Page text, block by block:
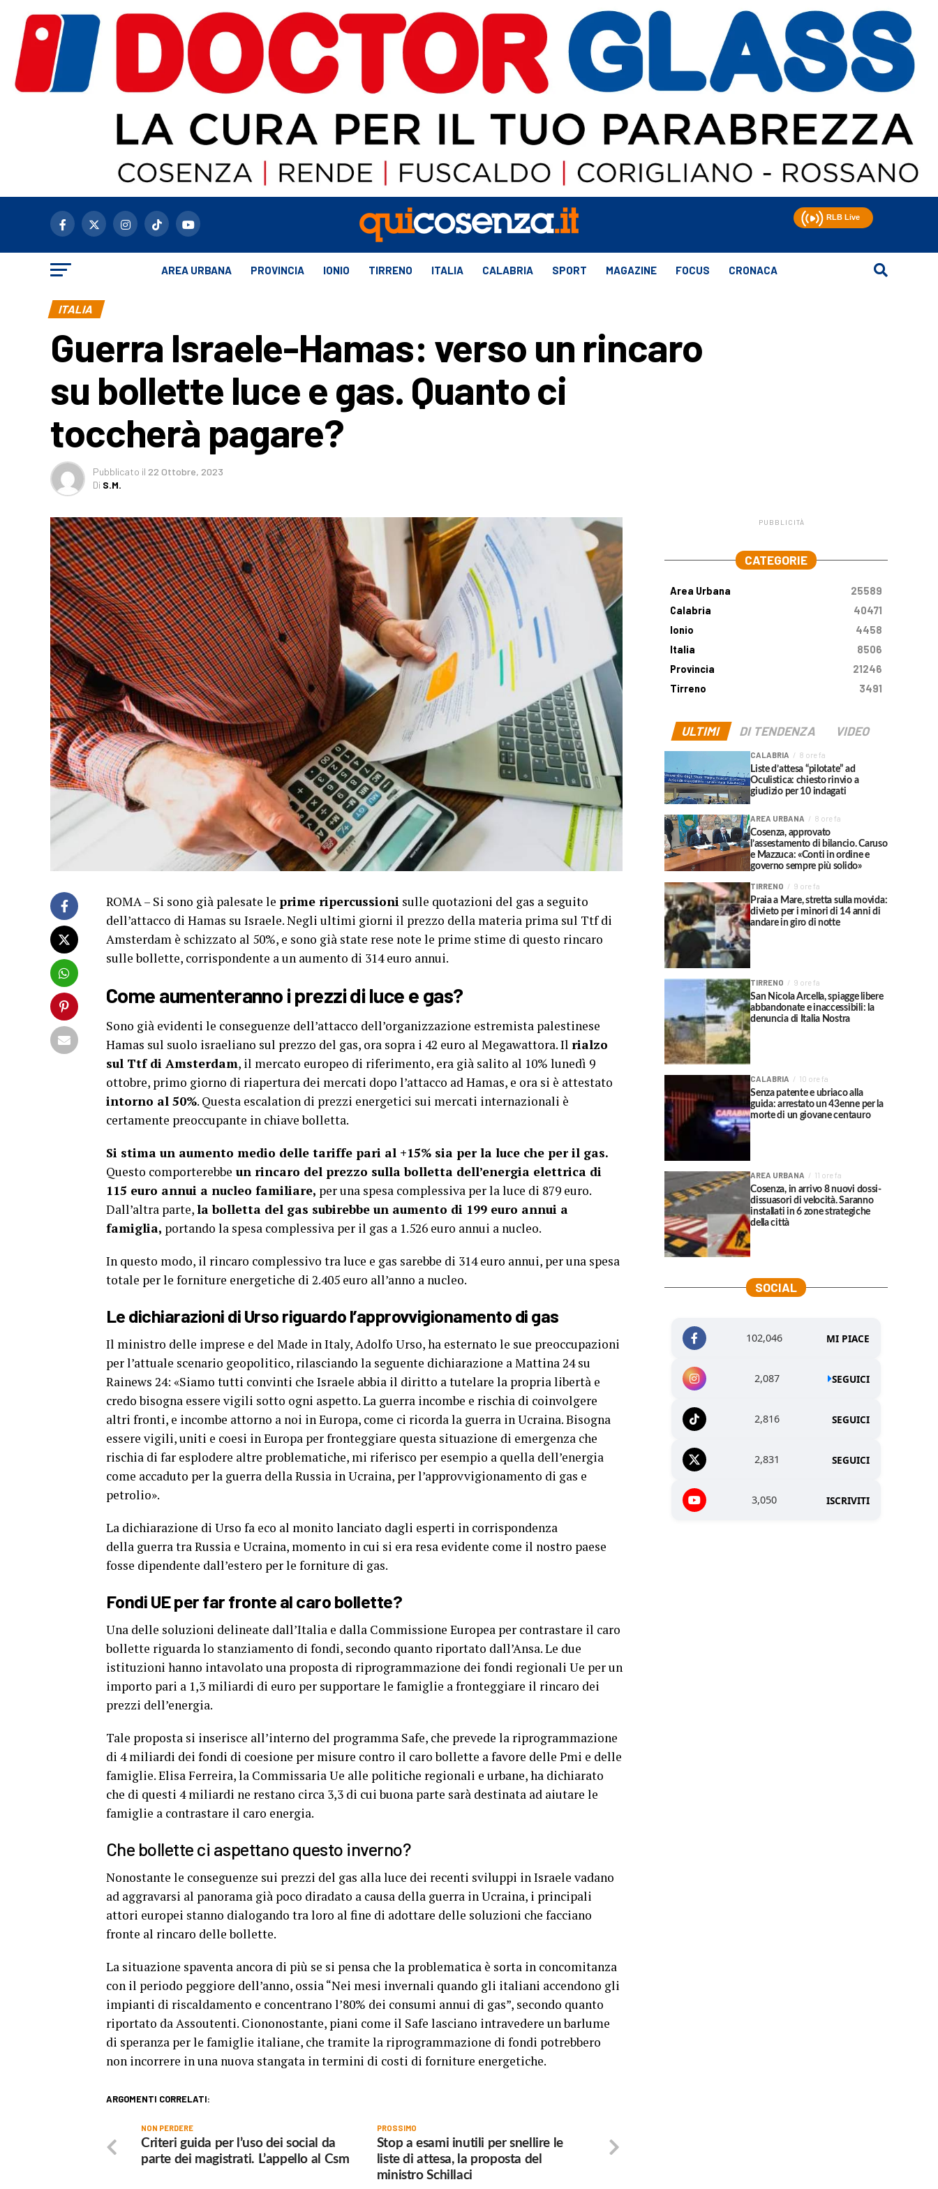
AREA URBANA PROVINCIA IONIO TIRRENO ITALIA CALABRIA SPORT MAGAZINE FOCUS CRONACA
ITALIA
Guerra Israele-Hamas: verso un rincaro
su bollette luce e gas. Quanto ci
toccherà pagare?
Pubblicato il 22 Ottobre, 2023
Di S.M.
ROMA – Si sono già palesate le prime ripercussioni sulle quotazioni del gas a seguito
dell’attacco di Hamas su Israele. Negli ultimi giorni il prezzo della materia prima sul Ttf di
Amsterdam è schizzato al 50%, e sono già state rese note le prime stime di questo rincaro
sulle bollette, corrispondente a un aumento di 314 euro annui.
Come aumenteranno i prezzi di luce e gas?
Sono già evidenti le conseguenze dell’attacco dell’organizzazione estremista palestinese
Hamas sul suolo israeliano sul prezzo del gas, ora sopra i 42 euro al Megawattora. Il rialzo
sul Ttf di Amsterdam, il mercato europeo di riferimento, era già salito al 10% lunedì 9
ottobre, primo giorno di riapertura dei mercati dopo l’attacco ad Hamas, e ora si è attestato
intorno al 50%. Questa escalation di prezzi energetici sui mercati internazionali è
certamente preoccupante in chiave bolletta.
Si stima un aumento medio delle tariffe pari al +15% sia per la luce che per il gas.
Questo comporterebbe un rincaro del prezzo sulla bolletta dell’energia elettrica di
115 euro annui a nucleo familiare, per una spesa complessiva per la luce di 879 euro.
Dall’altra parte,la bolletta del gas subirebbe un aumento di 199 euro annui a
famiglia, portando la spesa complessiva per il gas a 1.526 euro annui a nucleo.
In questo modo, il rincaro complessivo tra luce e gas sarebbe di 314 euro annui, per una spesa
totale per le forniture energetiche di 2.405 euro all’anno a nucleo.
Le dichiarazioni di Urso riguardo l’approvvigionamento di gas
Il ministro delle imprese e del Made in Italy, Adolfo Urso, ha esternato le sue preoccupazioni
per l’attuale scenario geopolitico, rilasciando la seguente dichiarazione a Mattina 24 su
Rainews 24: «Siamo tutti convinti che Israele abbia il diritto a tutelare la propria libertà e
credo bisogna essere vigili sotto ogni aspetto. La guerra incombe e rischia di coinvolgere
altri fronti, e incombe attorno a noi in Europa, come ci ricorda la guerra in Ucraina. Bisogna
essere vigili, uniti e coesi in Europa per fronteggiare questa situazione di emergenza che
rischia di far esplodere altre problematiche, mi riferisco per esempio a quella dell’energia
come accaduto per la guerra della Russia in Ucraina, per l’approvvigionamento di gas e
petrolio».
La dichiarazione di Urso fa eco al monito lanciato dagli esperti in corrispondenza
della guerra tra Russia e Ucraina, momento in cui si era resa evidente come il nostro paese
fosse dipendente dall’estero per le forniture di gas.
Fondi UE per far fronte al caro bollette?
Una delle soluzioni delineate dall’Italia e dalla Commissione Europea per contrastare il caro
bollette riguarda lo stanziamento di fondi, secondo quanto riportato dall’Ansa. Le due
istituzioni hanno intavolato una proposta di riprogrammazione dei fondi regionali Ue per un
importo pari a 1,3 miliardi di euro per supportare le famiglie a fronteggiare il rincaro dei
prezzi dell’energia.
Tale proposta si inserisce all’interno del programma Safe, che prevede la riprogrammazione
di 4 miliardi dei fondi di coesione per misure contro il caro bollette a favore delle Pmi e delle
famiglie. Elisa Ferreira, la Commissaria Ue alle politiche regionali e urbane, ha dichiarato
che di questi 4 miliardi ne restano circa 3,3 di cui buona parte sarà destinata ad aiutare le
famiglie a contrastare il caro energia.
Che bollette ci aspettano questo inverno?
Nonostante le conseguenze sui prezzi del gas alla luce dei recenti sviluppi in Israele vadano
ad aggravarsi al panorama già poco diradato a causa della guerra in Ucraina, i principali
attori europei stanno dialogando tra loro al fine di adottare delle soluzioni che facciano
fronte al rincaro delle bollette.
La situazione spaventa ancora di più se si pensa che la problematica è sorta in concomitanza
con il periodo peggiore dell’anno, ossia “Nei mesi invernali quando gli italiani accendono gli
impianti di riscaldamento e concentrano l’80% dei consumi annui di gas”, secondo quanto
riportato da Assoutenti. Ciononostante, piani come il Safe lasciano intravedere un barlume
di speranza per le famiglie italiane, che tramite la riprogrammazione di fondi potrebbero
non incorrere in una nuova stangata in termini di costi di forniture energetiche.
ARGOMENTI CORRELATI:
PROSSIMO
Stop a esami inutili per snellire le
liste di attesa, la proposta del
ministro Schillaci
NON PERDERE
Criteri guida per l’uso dei social da
parte dei magistrati. L’appello al Csm
PUBBLICITÀ
CATEGORIE
Area Urbana
25589
Calabria
40471
Ionio
4458
Italia
8506
Provincia
21246
Tirreno
3491
ULTIMI DI TENDENZA VIDEO
CALABRIA 8 ore fa
Liste d’attesa “pilotate” ad
Oculistica: chiesto rinvio a
giudizio per 10 indagati
AREA URBANA 8 ore fa
Cosenza, approvato
l’assestamento di bilancio. Caruso
e Mazzuca: «Conti in ordine e
governo sempre più solido»
TIRRENO 9 ore fa
Praia a Mare, stretta sulla movida:
divieto per i minori di 14 anni di
andare in giro di notte
TIRRENO 9 ore fa
San Nicola Arcella, spiagge libere
abbandonate e inaccessibili: la
denuncia di Italia Nostra
CALABRIA 10 ore fa
Senza patente e ubriaco alla
guida: arrestato un 43enne per la
morte di un giovane centauro
AREA URBANA 11 ore fa
Cosenza, in arrivo 8 nuovi dossi-
dissuasori di velocità. Saranno
installati in 6 zone strategiche
della città
SOCIAL
102,046 MI PIACE
2,087 SEGUICI
2,816 SEGUICI
2,831 SEGUICI
3,050 ISCRIVITI